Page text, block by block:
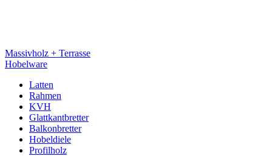
Massivholz + Terrasse
Hobelware
Latten
Rahmen
KVH
Glattkantbretter
Balkonbretter
Hobeldiele
Profilholz